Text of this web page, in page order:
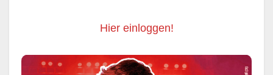
Hier einloggen!